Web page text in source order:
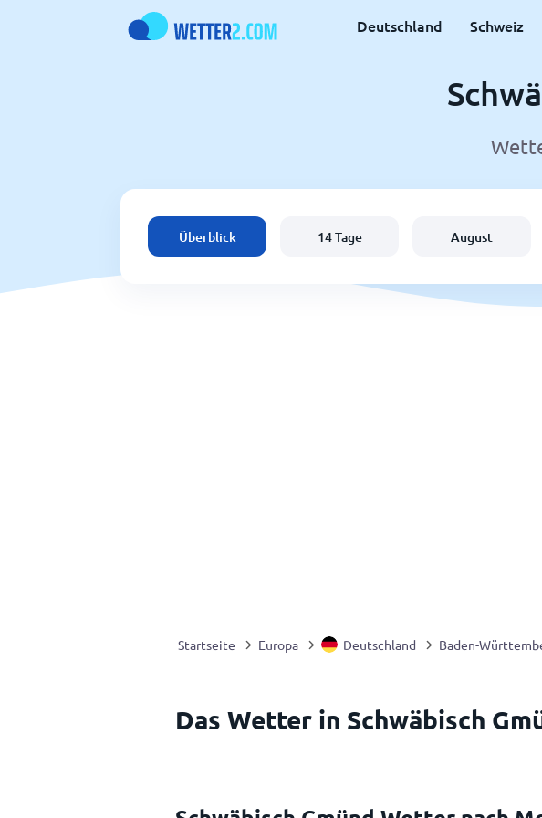
Deutschland Schweiz
Überblick 14 Tage August
Startseite Europa Deutschland Baden-
Das Wetter in Schwäbisch